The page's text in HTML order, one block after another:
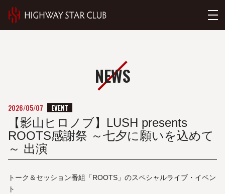
NEWS
2026/05/07 EVENT
【影山ヒロノブ】LUSH presents
ROOTS感謝祭 ～七夕に願いを込めて
～ 出演
トーク＆セッション番組「ROOTS」のスペシャルライブ・イベン
ト